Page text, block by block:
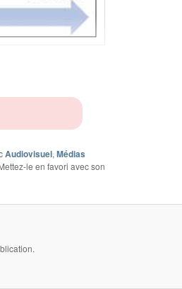
Audiovisuel, Médias
le en favori avec son